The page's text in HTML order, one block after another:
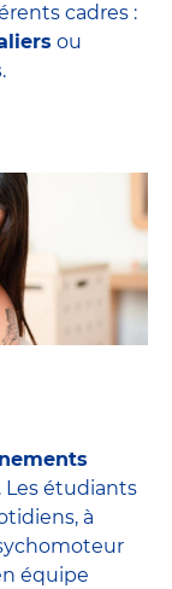
cadres :
ou
.
. Les étudiants
à
équipe